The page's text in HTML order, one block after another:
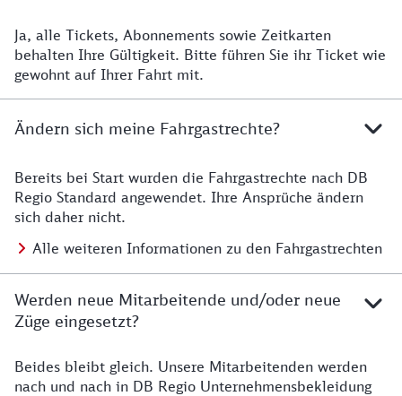
Details zur Zeitkarte
Ja, alle Tickets, Abonnements sowie Zeitkarten
behalten Ihre Gültigkeit. Bitte führen Sie ihr Ticket wie
gewohnt auf Ihrer Fahrt mit.
Ändern sich meine Fahrgastrechte?
Details zu Fahrgastrechten
Bereits bei Start wurden die Fahrgastrechte nach DB
Regio Standard angewendet. Ihre Ansprüche ändern
sich daher nicht.
Alle weiteren Informationen zu den Fahrgastrechten
Werden neue Mitarbeitende und/oder neue
Züge eingesetzt?
Details zu den Mitarbeitenden
Beides bleibt gleich. Unsere Mitarbeitenden werden
nach und nach in DB Regio Unternehmensbekleidung